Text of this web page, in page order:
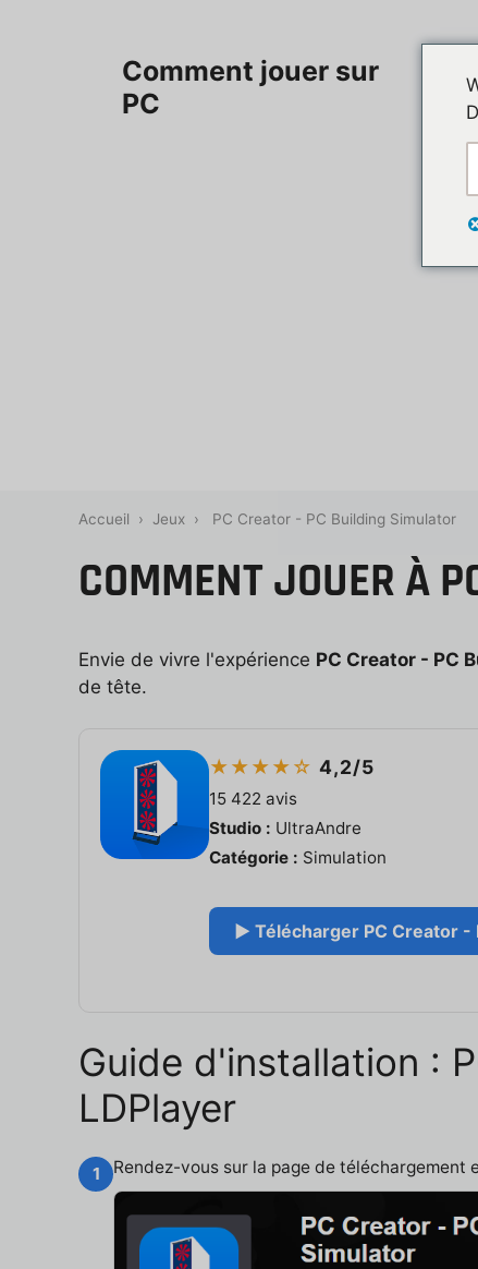
Comment jouer sur
PC
Accueil › Jeux › PC Creator - PC Building Simulator
COMMENT JOUER À
Envie de vivre l'expérience PC Creator - PC
de tête.
★★★★☆4,2/5
15 422 avis
Studio : UltraAndre
Catégorie : Simulation
▶ Télécharger PC Creator -
Guide d'installation :
LDPlayer
1 Rendez-vous sur la page de téléchargement